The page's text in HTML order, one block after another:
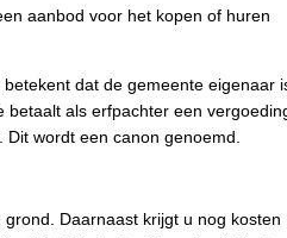
aanbod voor het kopen of huren
dat de gemeente eigenaar
betaalt als erfpachter een
wordt een canon genoemd.
Daarnaast krijgt u nog kosten